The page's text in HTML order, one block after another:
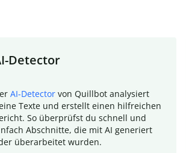
Detector
AI-Detector von Quillbot analysiert
Texte und erstellt einen hilfreichen
So überprüfst du schnell und
Abschnitte, die mit AI generiert
überarbeitet wurden.